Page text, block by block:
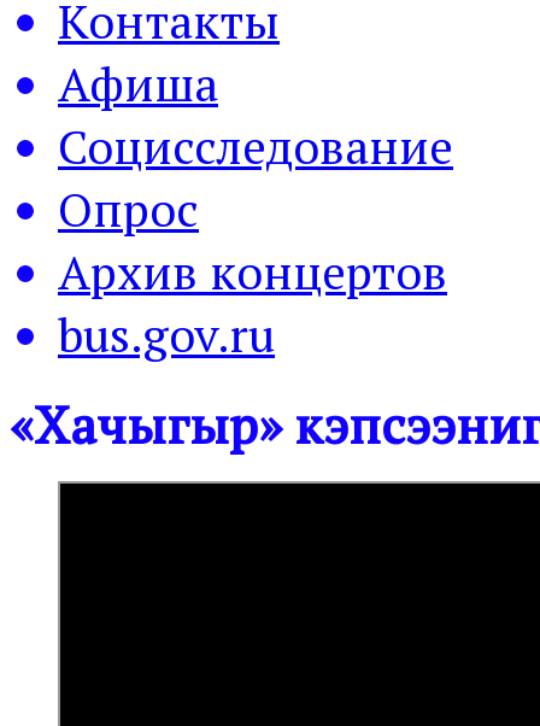
Контакты
Афиша
Социсследование
Опрос
Архив концертов
bus.gov.ru
«Хачыгыр»